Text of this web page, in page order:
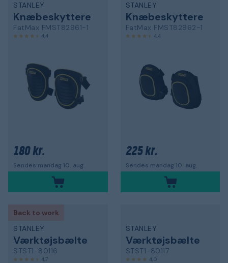
STANLEY
Knæbeskyttere
FatMax FMST82961-1
4,4
180 kr.
Sendes mandag 10. aug.
STANLEY
Knæbeskyttere
FatMax FMST82962-1
4,4
225 kr.
Sendes mandag 10. aug.
Back to work
STANLEY
Værktøjsbælte
STST1-80116
4,7
STANLEY
Værktøjsbælte
STST1-80117
4,0